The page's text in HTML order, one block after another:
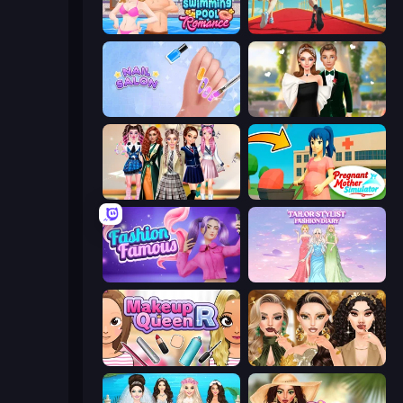
Swimming Pool Romance Shoe Race
Nail Salon Valentine's Day Proposal
Back To School: Uniforms Edition Pregnant Mother Simulator
Fashion Famous Tailor Stylist: Fashion Diary
Make Up Queen R Autumn Glam Gala